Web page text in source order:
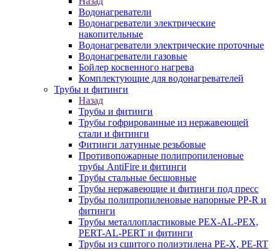
Водонагреватели
Водонагреватели электрические
накопительные
Водонагреватели электрические проточные
Водонагреватели газовые
Бойлер косвенного нагрева
Комплектующие для водонагревателей
Трубы и фитинги
Назад
Трубы и фитинги
Трубы гофрированные из нержавеющей
стали и фитинги
Фитинги латунные резьбовые
Противопожарные полипропиленовые
трубы AntiFire и фитинги
Трубы стальные бесшовные
Трубы нержавеющие и фитинги под пресс
Трубы полипропиленовые напорные PP-R и
фитинги
Трубы металлопластиковые PEX-AL-PEX,
PERT-AL-PERT и фитинги
Трубы из сшитого полиэтилена PE-X, PE-RT